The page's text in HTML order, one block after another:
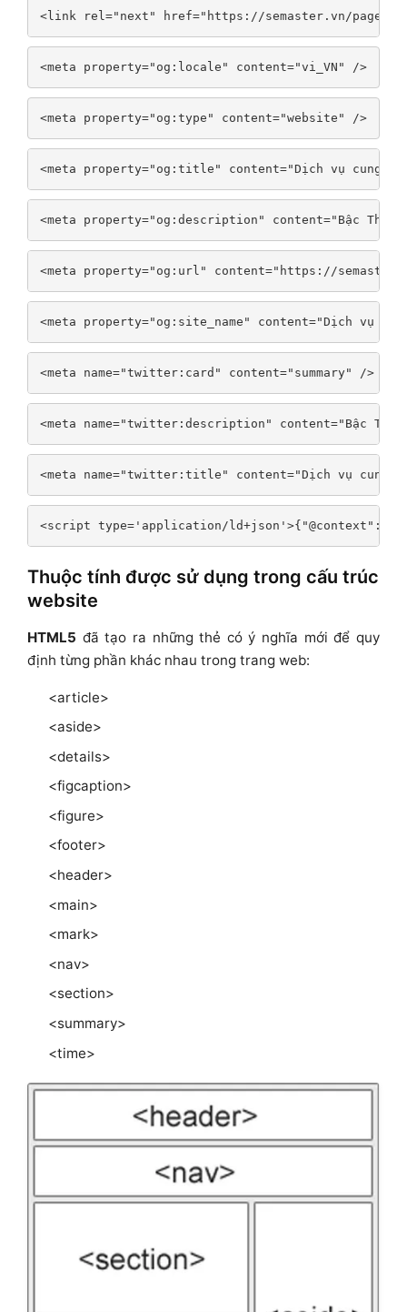
<link rel="next" href="https://semaster.vn/page/
<meta property="og:locale" content="vi_VN" />
<meta property="og:type" content="website" />
<meta property="og:title" content="Dịch vụ cung
<meta property="og:description" content="Bậc Thầy
<meta property="og:url" content="https://
<meta property="og:site_name" content="Dịch vụ
<meta name="twitter:card" content="summary" />
<meta name="twitter:description" content="Bậc Thầy
<meta name="twitter:title" content="Dịch vụ cung
<script type='application/
Thuộc tính được sử dụng trong cấu trúc
website
HTML5 đã tạo ra những thẻ có ý nghĩa mới để quy
định từng phần khác nhau trong trang web:
<article>
<aside>
<details>
<figcaption>
<figure>
<footer>
<header>
<main>
<mark>
<nav>
<section>
<summary>
<time>